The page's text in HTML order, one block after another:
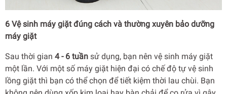
6 Vệ sinh máy giặt đúng cách và thường xuyên bảo dưỡng
máy giặt
Sau thời gian 4 - 6 tuần sử dụng, bạn nên vệ sinh máy giặt
một lần. Với một số máy giặt hiện đại có chế độ tự vệ sinh
lồng giặt thì bạn có thể chọn để tiết kiệm thời lau chùi. Bạn